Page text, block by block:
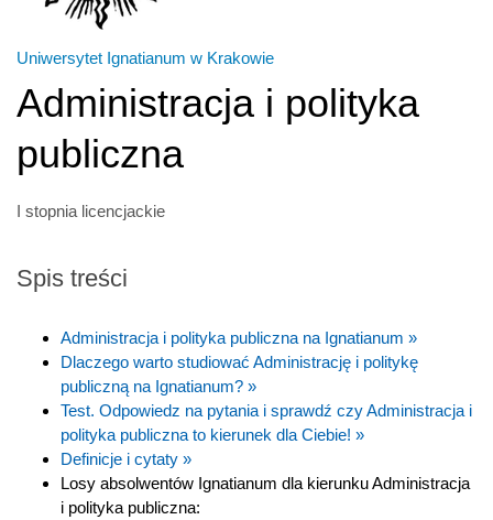
Uniwersytet Ignatianum w Krakowie
Administracja i polityka
publiczna
I stopnia licencjackie
Spis treści
Administracja i polityka publiczna na Ignatianum »
Dlaczego warto studiować Administrację i politykę
publiczną na Ignatianum? »
Test. Odpowiedz na pytania i sprawdź czy Administracja i
polityka publiczna to kierunek dla Ciebie! »
Definicje i cytaty »
Losy absolwentów Ignatianum dla kierunku Administracja
i polityka publiczna: